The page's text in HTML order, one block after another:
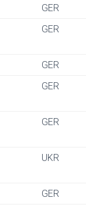
GER
GER
GER
GER
GER
UKR
GER